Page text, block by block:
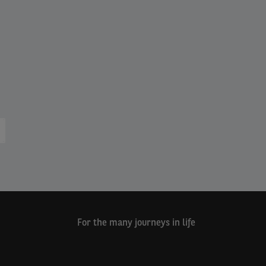
For the many journeys in life